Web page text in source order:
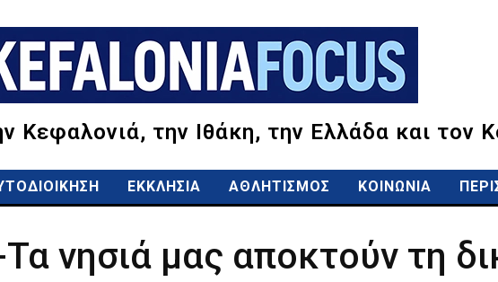
Κεφαλονιά, την Ιθάκη, την Ελλάδα και τον
ΕΚΚΛΗΣΙΑ ΑΘΛΗΤΙΣΜΟΣ ΚΟΙΝΩΝΙΑ
νησιά μας αποκτούν τη